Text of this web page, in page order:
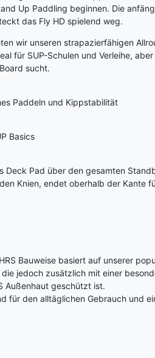
Up Paddling beginnen. Die
das Fly HD spielend weg.
wir unseren strapazierfähigen
für SUP-Schulen und Verleihe,
sucht.
Paddeln und Kippstabilität
Basics
Pad über den gesamten
Knien, endet oberhalb der Kante
Bauweise basiert auf unserer
jedoch zusätzlich mit einer
Außenhaut geschützt ist.
für den alltäglichen Gebrauch und